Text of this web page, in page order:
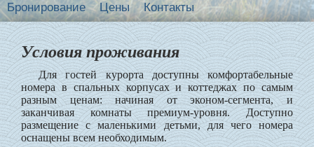
Бронирование Цены Контакты
Условия проживания
Для гостей курорта доступны комфортабельные
номера в спальных корпусах и коттеджах по самым
разным ценам: начиная от эконом-сегмента, и
заканчивая комнаты премиум-уровня. Доступно
размещение с маленькими детьми, для чего номера
оснащены всем необходимым.